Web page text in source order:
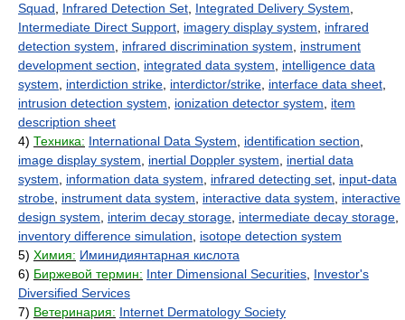
Squad
Infrared Detection Set Integrated Delivery System
Intermediate Direct Support imagery display system
infrared
detection system
infrared discrimination system
instrument
development section
integrated data system
intelligence data
system
interdiction strike interdictor/strike interface data sheet
intrusion detection system
ionization detector system
item
description sheet
4) Техника: International Data System identification section
image display system
inertial Doppler system
inertial data
system
information data system infrared detecting set input-data
strobe instrument data system interactive data system
interactive
design system
interim decay storage intermediate decay storage
inventory difference simulation
isotope detection system
5) Химия: Иминидиянтарная кислота
6) Биржевой термин: Inter Dimensional Securities Investor's
Diversified Services
7) Ветеринария: Internet Dermatology Society